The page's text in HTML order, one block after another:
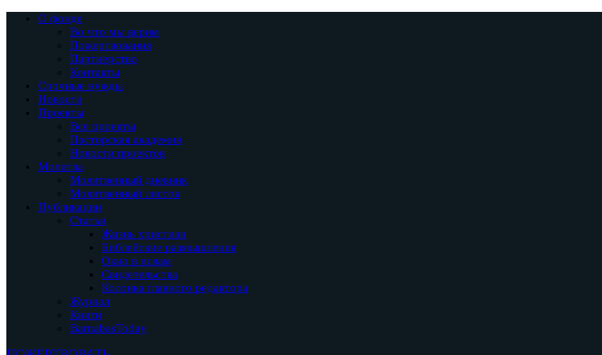
О фонде
Во что мы верим
Пожертвования
Партнерство
Контакты
Срочные нужды
Новости
Проекты
Все проекты
Пасторская академия
Новости проектов
Молитва
Молитвенный дневник
Молитвенный листок
Публикации
Статьи
Жизнь христиан
Библейские размышления
Окно в ислам
Свидетельства
Колонка главного редактора
Журнал
Книги
BarnabasToday